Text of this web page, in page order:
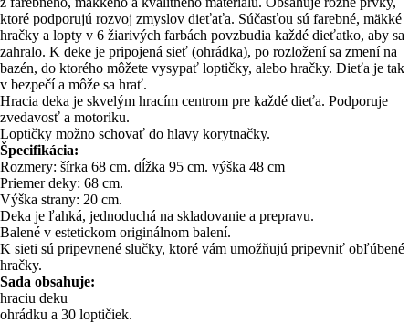
ktoré podporujú rozvoj zmyslov dieťaťa. Súčasťou sú farebné, mäkké
hračky a lopty v 6 žiarivých farbách povzbudia každé dieťatko, aby sa
zahralo. K deke je pripojená sieť (ohrádka), po rozložení sa zmení na
bazén, do ktorého môžete vysypať loptičky, alebo hračky. Dieťa je tak
v bezpečí a môže sa hrať.
Hracia deka je skvelým hracím centrom pre každé dieťa. Podporuje
zvedavosť a motoriku.
Loptičky možno schovať do hlavy korytnačky.
Špecifikácia:
Rozmery: šírka 68 cm. dĺžka 95 cm. výška 48 cm
Priemer deky: 68 cm.
Výška strany: 20 cm.
Deka je ľahká, jednoduchá na skladovanie a prepravu.
Balené v estetickom originálnom balení.
K sieti sú pripevnené slučky, ktoré vám umožňujú pripevniť obľúbené
hračky.
Sada obsahuje:
hraciu deku
ohrádku a 30 loptičiek.